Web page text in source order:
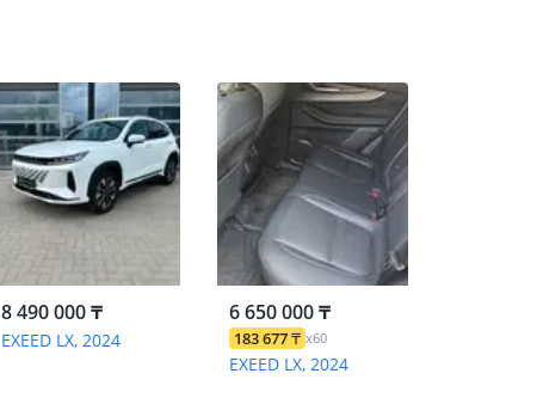
8 490 000 ₸
EXEED LX, 2024
6 650 000 ₸
183 677₸ x60
EXEED LX, 2024